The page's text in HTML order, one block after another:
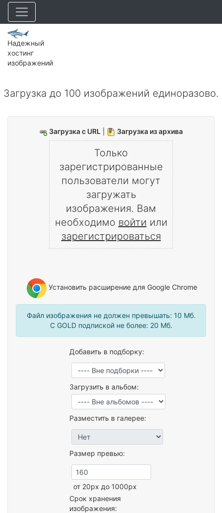
Надежный
хостинг
изображений
Загрузка до 100 изображений единоразово.
Загрузка с URL Загрузка из архива
Только
зарегистрированные
пользователи могут
загружать
изображения. Вам
необходимо войти или
зарегистрироваться
Установить расширение для Google Chrome
Файл изображения не должен превышать: 10 Mб.
С GOLD подпиской не более: 20 Mб.
Добавить в подборку:
Загрузить в альбом:
Разместить в галерее:
Размер превью:
от 20px до 1000px
Срок хранения
изображения: